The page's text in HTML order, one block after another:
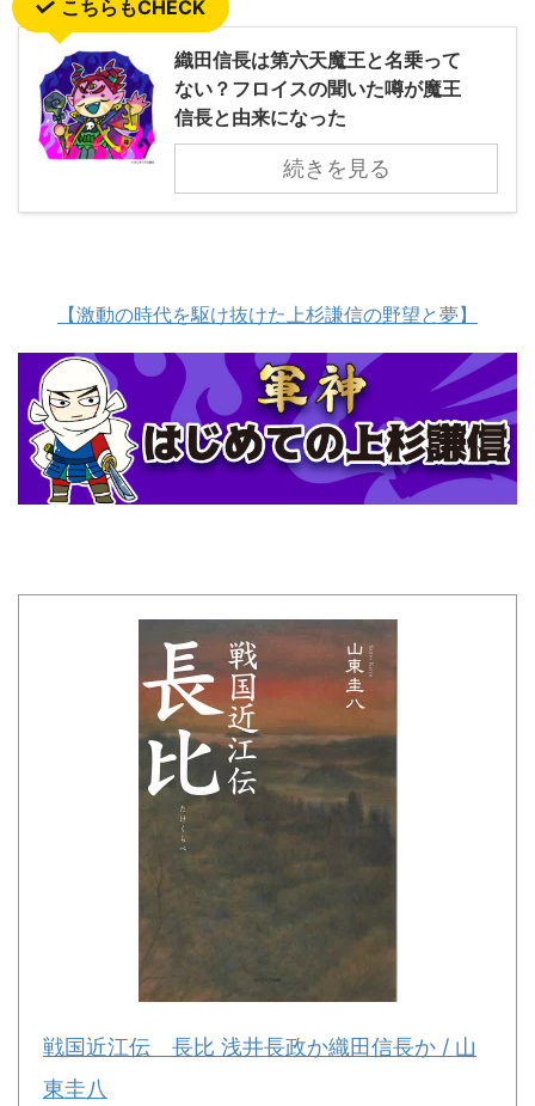
こちらもCHECK
織田信長は第六天魔王と名乗って
ない？フロイスの聞いた噂が魔王
信長と由来になった
続きを見る
【激動の時代を駆け抜けた上杉謙信の野望と夢】
戦国近江伝 長比 浅井長政か織田信長か / 山
東圭八